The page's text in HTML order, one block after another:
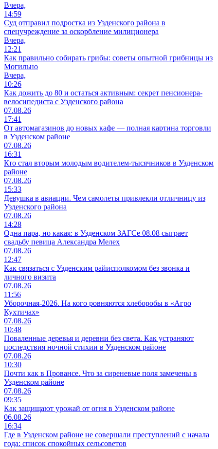
Вчера,
14:59
Суд отправил подростка из Узденского района в
спецучреждение за оскорбление милиционера
Вчера,
12:21
Как правильно собирать грибы: советы опытной грибницы из
Могильно
Вчера,
10:26
Как дожить до 80 и остаться активным: секрет пенсионера-
велосипедиста с Узденского района
07.08.26
17:41
От автомагазинов до новых кафе — полная картина торговли
в Узденском районе
07.08.26
16:31
Кто стал вторым молодым водителем-тысячников в Узденском
районе
07.08.26
15:33
Девушка в авиации. Чем самолеты привлекли отличницу из
Узденского района
07.08.26
14:28
Одна пара, но какая: в Узденском ЗАГСе 08.08 сыграет
свадьбу певица Александра Мелех
07.08.26
12:47
Как связаться с Узденским райисполкомом без звонка и
личного визита
07.08.26
11:56
Уборочная-2026. На кого ровняются хлеборобы в «Агро
Кухтичах»
07.08.26
10:48
Поваленные деревья и деревни без света. Как устраняют
последствия ночной стихии в Узденском районе
07.08.26
10:30
Почти как в Провансе. Что за сиреневые поля замечены в
Узденском районе
07.08.26
09:35
Как защищают урожай от огня в Узденском районе
06.08.26
16:34
Где в Узденском районе не совершали преступлений с начала
года: список спокойных сельсоветов